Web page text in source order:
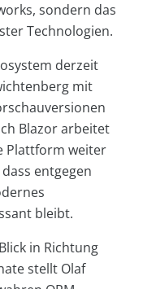
sondern das
Technologien.
derzeit
mit
Blazor arbeitet
Plattform weiter
entgegen
bleibt.
in Richtung
stellt Olaf